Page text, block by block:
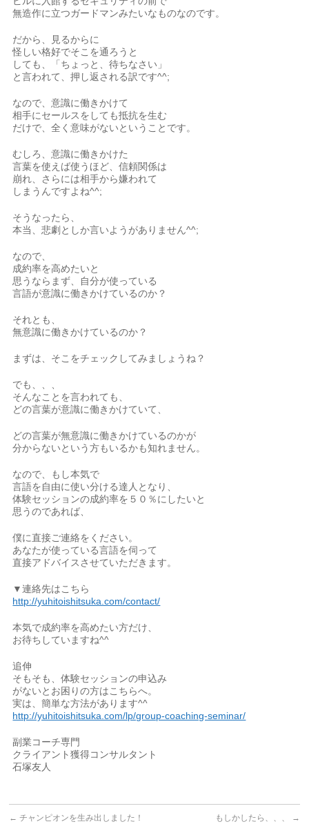
無造作に立つガードマンみたいなものなのです。
だから、見るからに
怪しい格好でそこを通ろうと
しても、「ちょっと、待ちなさい」
と言われて、押し返される訳です^^;
なので、意識に働きかけて
相手にセールスをしても抵抗を生む
だけで、全く意味がないということです。
むしろ、意識に働きかけた
言葉を使えば使うほど、信頼関係は
崩れ、さらには相手から嫌われて
しまうんですよね^^;
そうなったら、
本当、悲劇としか言いようがありません^^;
なので、
成約率を高めたいと
思うならまず、自分が使っている
言語が意識に働きかけているのか？
それとも、
無意識に働きかけているのか？
まずは、そこをチェックしてみましょうね？
でも、、、
そんなことを言われても、
どの言葉が意識に働きかけていて、
どの言葉が無意識に働きかけているのかが
分からないという方もいるかも知れません。
なので、もし本気で
言語を自由に使い分ける達人となり、
体験セッションの成約率を５０％にしたいと
思うのであれば、
僕に直接ご連絡をください。
あなたが使っている言語を伺って
直接アドバイスさせていただきます。
▼連絡先はこちら
http://yuhitoishitsuka.com/contact/
本気で成約率を高めたい方だけ、
お待ちしていますね^^
追伸
そもそも、体験セッションの申込み
がないとお困りの方はこちらへ。
実は、簡単な方法があります^^
http://yuhitoishitsuka.com/lp/group-coaching-seminar/
副業コーチ専門
クライアント獲得コンサルタント
石塚友人
← チャンピオンを生み出しました！ もしかしたら、、、 →